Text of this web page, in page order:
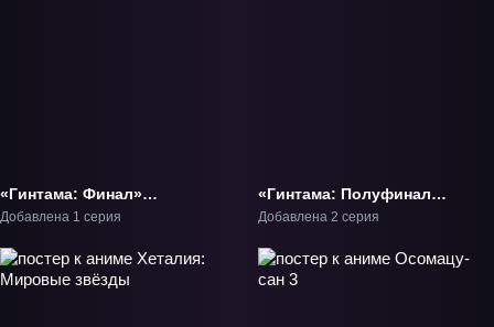
«Гинтама: Финал»
Фильм-3
Добавлена 1 серия
«Гинтама: Полуфинал»
ОВА-1
Добавлена 2 серия